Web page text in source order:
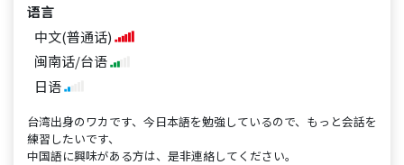
语言
中文(普通话)
闽南话/台语
日语
台湾出身のワカです、今日本語を勉強しているので、もっと会話を
練習したいです、
中国語に興味がある方は、是非連絡してください。